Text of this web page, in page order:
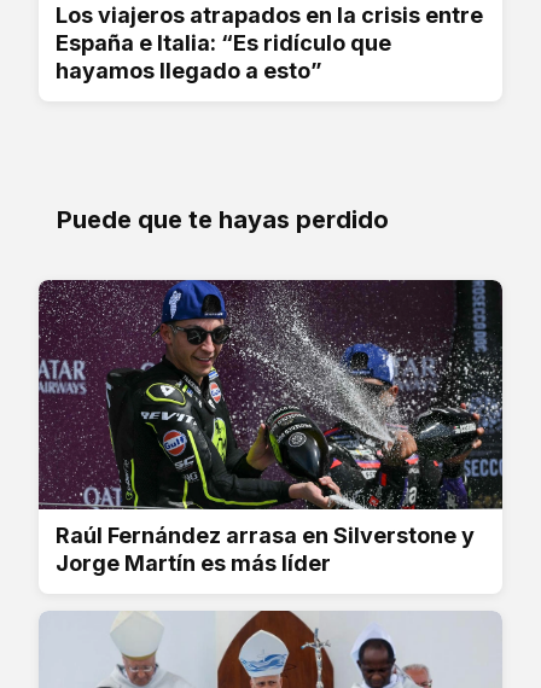
Los viajeros atrapados en la crisis entre
España e Italia: “Es ridículo que
hayamos llegado a esto”
Puede que te hayas perdido
Raúl Fernández arrasa en Silverstone y
Jorge Martín es más líder